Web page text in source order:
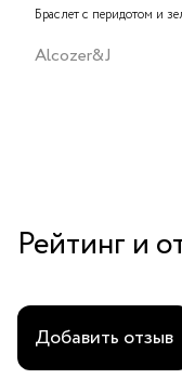
Браслет с перидотом и
Alcozer&J
Рейтинг и
Добавить отзыв